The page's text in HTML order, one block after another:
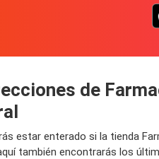
de
estar enterado si la tienda
también encontrarás los